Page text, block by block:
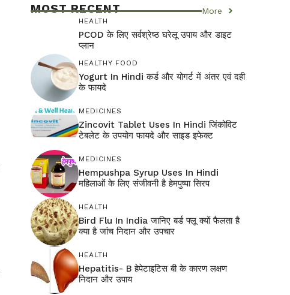
MOST RECENT More
HEALTH
PCOD के लिए सर्वश्रेष्ठ घरेलू उपाय और डाइट
प्लान
HEALTHY FOOD
Yogurt In Hindi कर्ड और योगर्ट में अंतर एवं दही
के फायदे
MEDICINES
Zincovit Tablet Uses In Hindi जिंकोविट
टेबलेट के उपयोग फायदे और साइड इफेक्ट
MEDICINES
Hempushpa Syrup Uses In Hindi
महिलाओं के लिए संजीवनी है हेमपुष्पा सिरप
HEALTH
Bird Flu In India जानिए बर्ड फ्लू क्यों फैलता है
क्या है जांच निदान और उपचार
HEALTH
Hepatitis- B हेपेटाइटिस बी के कारण लक्षण
निदान और उपाय